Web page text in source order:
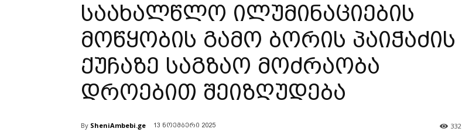
საახალწლო ილუმინაციების
მოწყობის გამო ბორის პაიჭაძის
ქუჩაზე საგზაო მოძრაობა
დროებით შეიზღუდება
By SheniAmbebi.ge 13 ნოემბერი 2025 332